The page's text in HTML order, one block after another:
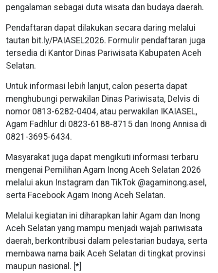
pengalaman sebagai duta wisata dan budaya daerah.
Pendaftaran dapat dilakukan secara daring melalui
tautan bit.ly/PAIASEL2026. Formulir pendaftaran juga
tersedia di Kantor Dinas Pariwisata Kabupaten Aceh
Selatan.
Untuk informasi lebih lanjut, calon peserta dapat
menghubungi perwakilan Dinas Pariwisata, Delvis di
nomor 0813-6282-0404, atau perwakilan IKAIASEL,
Agam Fadhlur di 0823-6188-8715 dan Inong Annisa di
0821-3695-6434.
Masyarakat juga dapat mengikuti informasi terbaru
mengenai Pemilihan Agam Inong Aceh Selatan 2026
melalui akun Instagram dan TikTok @agaminong.asel,
serta Facebook Agam Inong Aceh Selatan.
Melalui kegiatan ini diharapkan lahir Agam dan Inong
Aceh Selatan yang mampu menjadi wajah pariwisata
daerah, berkontribusi dalam pelestarian budaya, serta
membawa nama baik Aceh Selatan di tingkat provinsi
maupun nasional. [*]